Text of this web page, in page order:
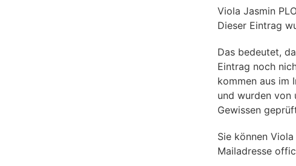
Viola Jasmin
Dieser Eintrag
Das bedeutet,
Eintrag noch
kommen aus im
und wurden von
Gewissen
Sie können
Mailadresse